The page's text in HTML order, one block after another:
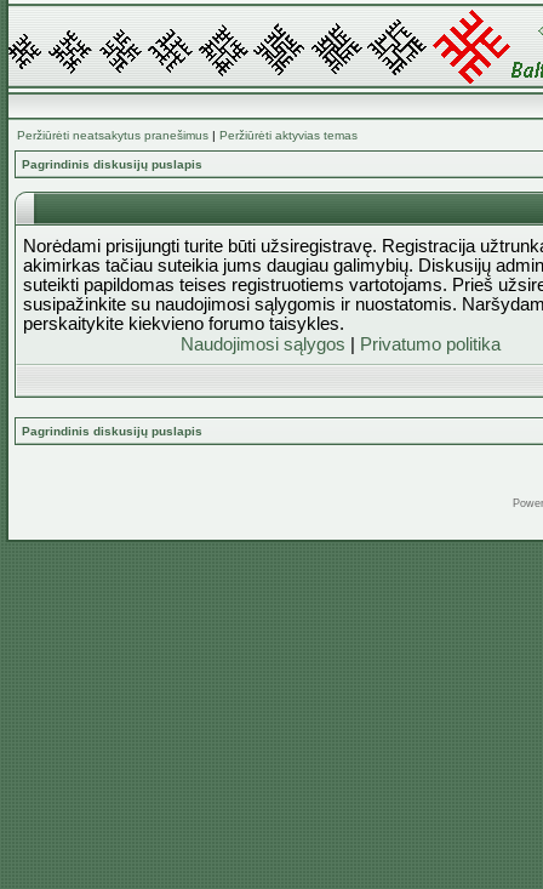
Peržiūrėti neatsakytus pranešimus | Peržiūrėti aktyvias temas
Pagrindinis diskusijų puslapis
Norėdami prisijungti turite būti užsiregistravę. Registracija
akimirkas tačiau suteikia jums daugiau galimybių. Diskusijų
suteikti papildomas teises registruotiems vartotojams. Prieš
susipažinkite su naudojimosi sąlygomis ir nuostatomis.
perskaitykite kiekvieno forumo taisykles.
Naudojimosi sąlygos
Privatumo politika
Pagrindinis diskusijų puslapis